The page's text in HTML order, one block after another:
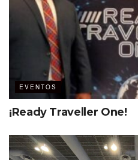
EVENTOS
¡Ready Traveller One!